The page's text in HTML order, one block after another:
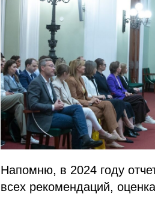
Напомню, в 2024 году
всех рекомендаций,